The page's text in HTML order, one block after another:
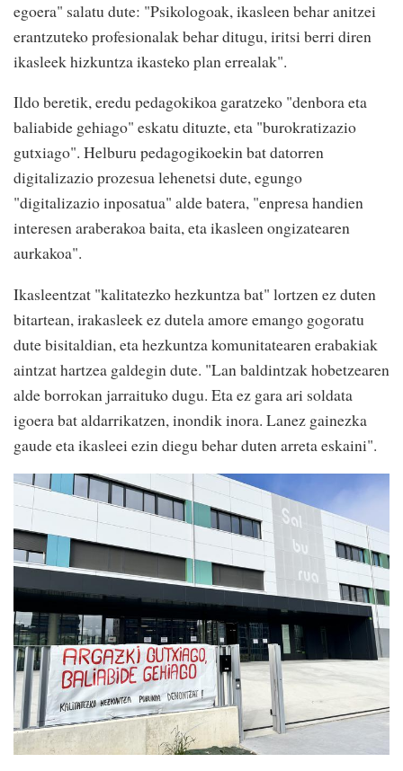
egoera" salatu dute: "Psikologoak, ikasleen behar anitzei
erantzuteko profesionalak behar ditugu, iritsi berri diren
ikasleek hizkuntza ikasteko plan errealak".
Ildo beretik, eredu pedagokikoa garatzeko "denbora eta
baliabide gehiago" eskatu dituzte, eta "burokratizazio
gutxiago". Helburu pedagogikoekin bat datorren
digitalizazio prozesua lehenetsi dute, egungo
"digitalizazio inposatua" alde batera, "enpresa handien
interesen araberakoa baita, eta ikasleen ongizatearen
aurkakoa".
Ikasleentzat "kalitatezko hezkuntza bat" lortzen ez duten
bitartean, irakasleek ez dutela amore emango gogoratu
dute bisitaldian, eta hezkuntza komunitatearen erabakiak
aintzat hartzea galdegin dute. "Lan baldintzak hobetzearen
alde borrokan jarraituko dugu. Eta ez gara ari soldata
igoera bat aldarrikatzen, inondik inora. Lanez gainezka
gaude eta ikasleei ezin diegu behar duten arreta eskaini".